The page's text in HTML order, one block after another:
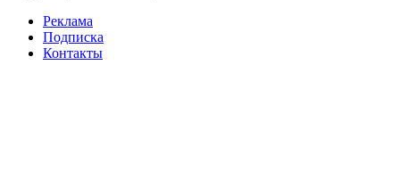
Реклама
Подписка
Контакты